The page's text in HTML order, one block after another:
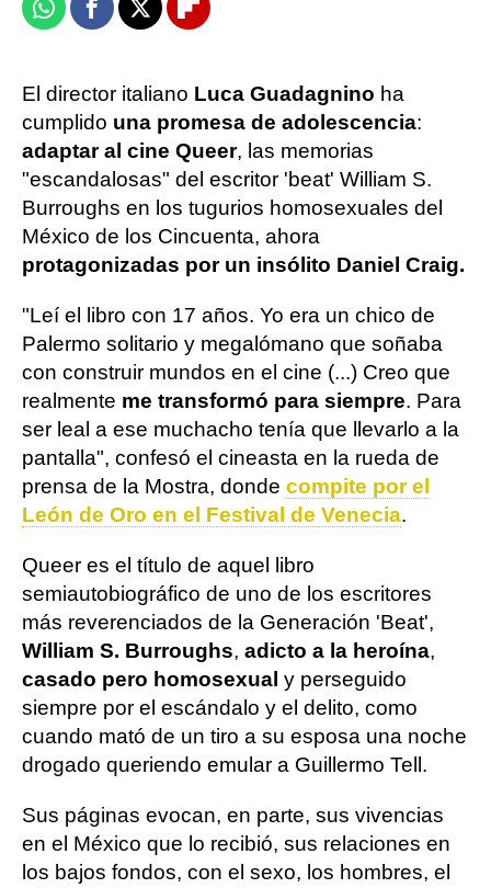
WhatsappFacebook
X Flipboard
El director italiano Luca Guadagnino ha
cumplido una promesa de adolescencia:
adaptar al cine Queer, las memorias
"escandalosas" del escritor 'beat' William S.
Burroughs en los tugurios homosexuales del
México de los Cincuenta, ahora
protagonizadas por un insólito Daniel Craig.
"Leí el libro con 17 años. Yo era un chico de
Palermo solitario y megalómano que soñaba
con construir mundos en el cine (...) Creo que
realmente me transformó para siempre. Para
ser leal a ese muchacho tenía que llevarlo a la
pantalla", confesó el cineasta en la rueda de
prensa de la Mostra, donde compite por el
León de Oro en el Festival de Venecia.
Queer es el título de aquel libro
semiautobiográfico de uno de los escritores
más reverenciados de la Generación 'Beat',
William S. Burroughs, adicto a la heroína,
casado pero homosexual y perseguido
siempre por el escándalo y el delito, como
cuando mató de un tiro a su esposa una noche
drogado queriendo emular a Guillermo Tell.
Sus páginas evocan, en parte, sus vivencias
en el México que lo recibió, sus relaciones en
los bajos fondos, con el sexo, los hombres, el